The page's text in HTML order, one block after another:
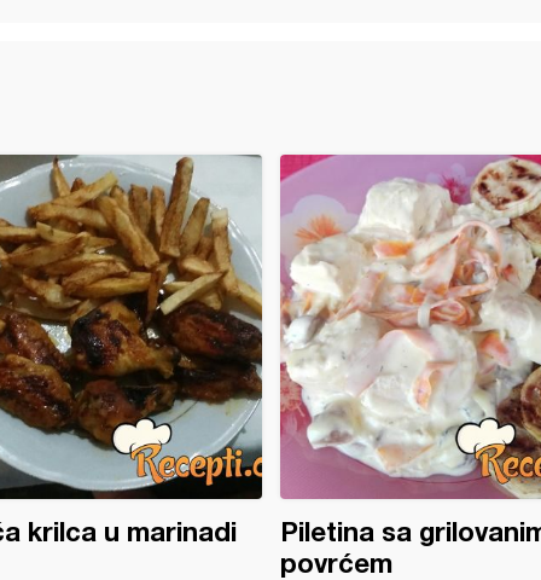
krilca u marinadi
Piletina sa
povrćem